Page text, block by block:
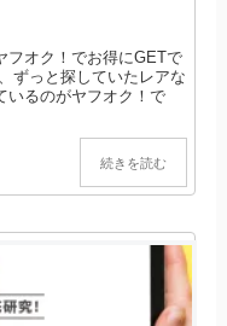
フオク！でお得にGETで
ずっと探していたレアな
いるのがヤフオク！で
続きを読む